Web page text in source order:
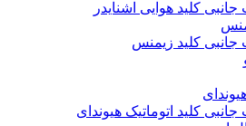
جانبی کلید هوایی اشنایدر
جانبی کلید زیمنس
جانبی کلید اتوماتیک هیوندای